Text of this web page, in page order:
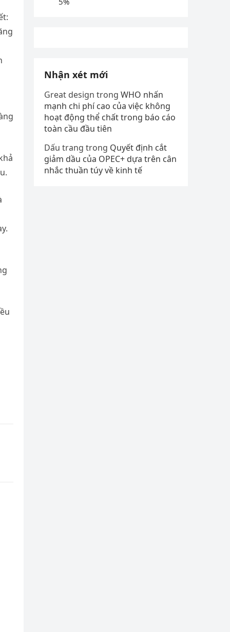
Nhận xét mới
Great design trong WHO nhấn
mạnh chi phí cao của việc không
hoạt động thể chất trong báo cáo
toàn cầu đầu tiên
Dấu trang trong Quyết định cắt
giảm dầu của OPEC+ dựa trên cân
nhắc thuần túy về kinh tế